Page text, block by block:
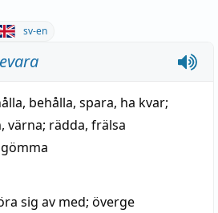
sv-en
, behålla, spara, ha kvar;
, värna; rädda, frälsa
gömma
sig av med; överge